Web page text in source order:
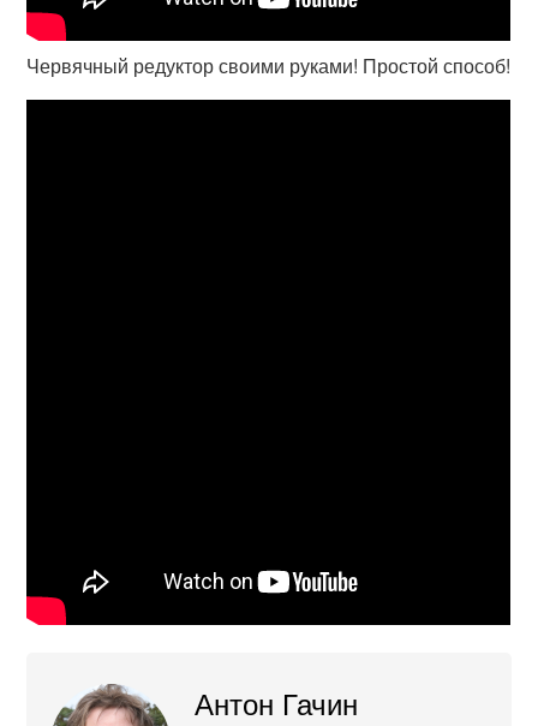
Червячный редуктор своими руками! Простой способ!
Антон Гачин